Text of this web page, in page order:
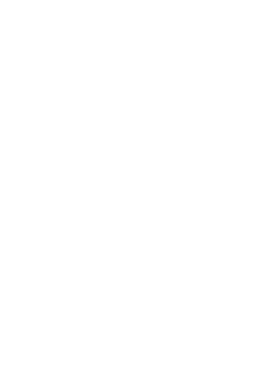
“义诊”以来，共计派驻血液内科、妇科、肿瘤科、精神科和影
和烧伤整形外科建立阳光医院联盟和烧伤整形外科专科联盟，
，解决贵医大三附院区域内患者看病难看病远问题。